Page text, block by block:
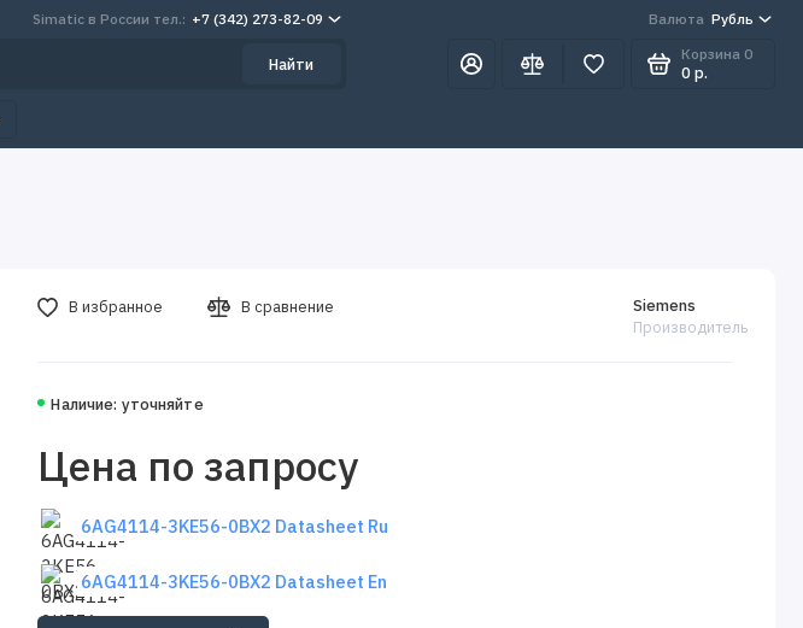
Simatic в России тел.: +7 (342) 273-82-09 Валюта Рубль
Найти
Корзина 0
0 р.
Наличие: уточняйте
Siemens
Производитель
Цена по запросу
6AG4114-3KE56-0BX2 Datasheet Ru
6AG4114-3KE56-0BX2 Datasheet En
В избранное В сравнение